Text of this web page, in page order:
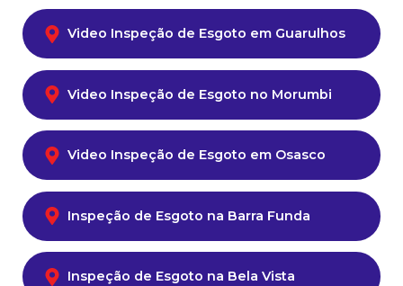
Video Inspeção de Esgoto em Guarulhos
Video Inspeção de Esgoto no Morumbi
Video Inspeção de Esgoto em Osasco
Inspeção de Esgoto na Barra Funda
Inspeção de Esgoto na Bela Vista